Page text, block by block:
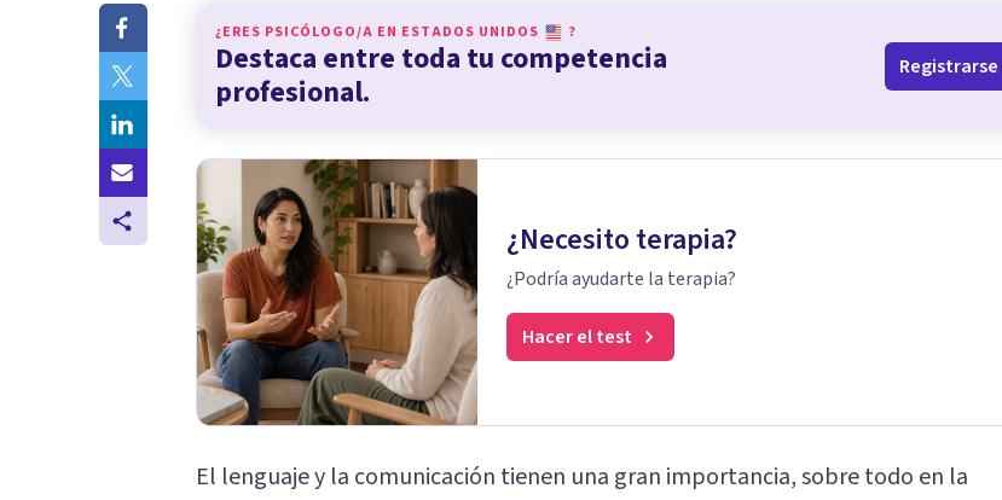
¿ERES PSICÓLOGO/A EN ESTADOS UNIDOS ?
Destaca entre toda tu competencia
profesional.
Registrarse
¿Necesito terapia?
¿Podría ayudarte la terapia?
Hacer el test
El lenguaje y la comunicación tienen una gran importancia, sobre todo en la